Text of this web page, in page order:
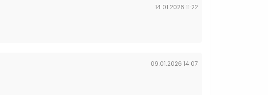
14.01.2026 11:22
09.01.2026 14:07